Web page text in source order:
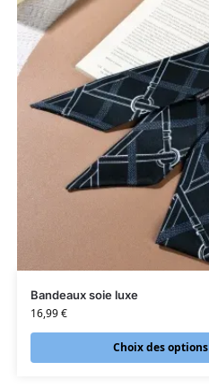
Bandeaux soie luxe
16,99€
Choix des options